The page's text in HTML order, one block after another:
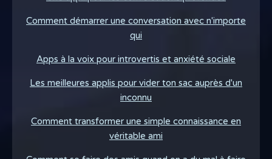
Comment démarrer une conversation avec n'importe
qui
Apps à la voix pour introvertis et anxiété sociale
Les meilleures applis pour vider ton sac auprès d'un
inconnu
Comment transformer une simple connaissance en
véritable ami